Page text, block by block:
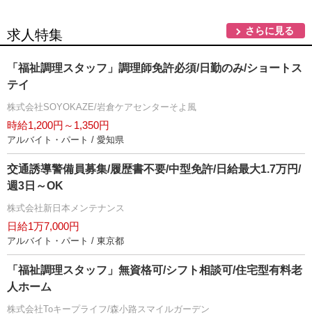
求人特集 さらに見る
「福祉調理スタッフ」調理師免許必須/日勤のみ/ショートス
テイ
株式会社SOYOKAZE/岩倉ケアセンターそよ風
時給1,200円～1,350円
アルバイト・パート / 愛知県
交通誘導警備員募集/履歴書不要/中型免許/日給最大1.7万円/
週3日～OK
株式会社新日本メンテナンス
日給1万7,000円
アルバイト・パート / 東京都
「福祉調理スタッフ」無資格可/シフト相談可/住宅型有料老
人ホーム
株式会社Toキープライフ/森小路スマイルガーデン